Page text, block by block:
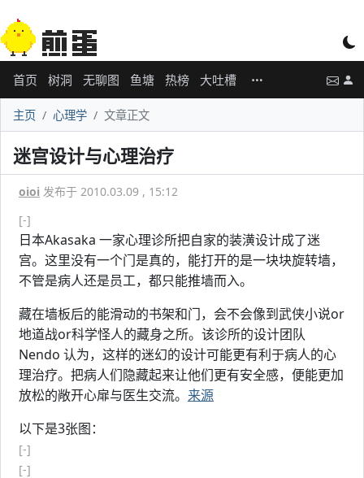
首页 树洞 无聊图 鱼塘 热榜 大吐槽
主页 心理学 文章正文
迷宫设计与心理治疗
oioi 发布于 2010.03.09 , 15:12
[-]
日本Akasaka 一家心理诊所把自家的装潢设计成了迷
宫。这里没有一个门是真的，能打开的是一块块旋转墙，
不管是病人还是员工，都只能推墙而入。
藏在墙板后的能滑动的书架和门，会不会像到武侠小说or
地道战or科学怪人的藏身之所。该诊所的设计团队
Nendo 认为，这样的迷幻的设计可能更有利于病人的心
理治疗。把病人们隐藏起来让他们更有安全感，便能更加
放松的敞开心扉与医生交流。 来源
以下是3张图：
[-]
[-]